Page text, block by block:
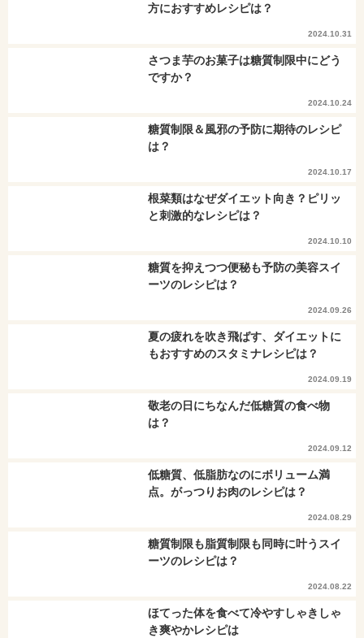
方におすすめレシピは？
2024.10.31
さつま芋のお菓子は糖質制限中にどう
ですか？
2024.10.24
糖質制限＆風邪の予防に期待のレシピ
は？
2024.10.17
根菜類はなぜダイエット向き？ピリッ
と刺激的なレシピは？
2024.10.10
糖質を抑えつつ便秘も予防の美容スイ
ーツのレシピは？
2024.09.26
夏の疲れを吹き飛ばす、ダイエットに
もおすすめのスタミナレシピは？
2024.09.19
敬老の日にちなんだ低糖質の食べ物
は？
2024.09.12
低糖質、低脂肪なのにボリューム満
点。がっつりお肉のレシピは？
2024.08.29
糖質制限も脂質制限も同時に叶うスイ
ーツのレシピは？
2024.08.22
ほてった体を食べて冷やすしゃきしゃ
き爽やかレシピは